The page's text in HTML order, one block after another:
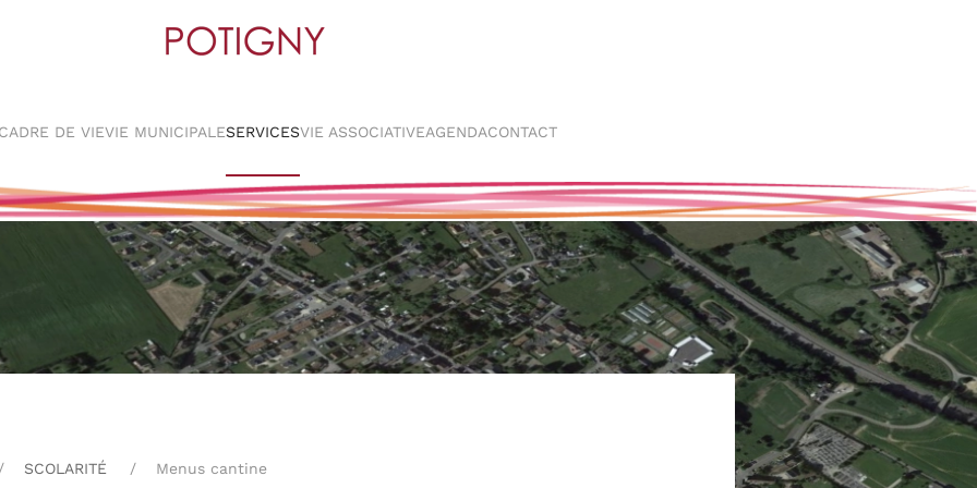
CADRE DE VIEVIE MUNICIPALESERVICESVIE ASSOCIATIVEAGENDACONTACT
SCOLARITÉ Menus cantine